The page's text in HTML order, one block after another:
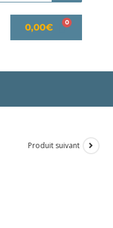
0,00€
Produit suivant